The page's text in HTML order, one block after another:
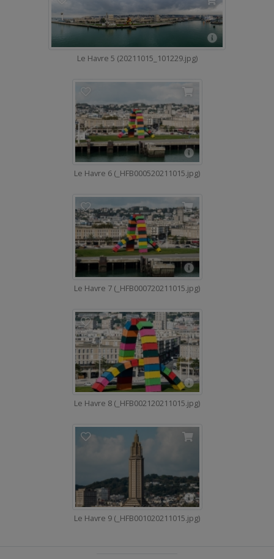
Le Havre 5 (20211015_101229.jpg)
Le Havre 6 (_HFB000520211015.jpg)
Le Havre 7 (_HFB000720211015.jpg)
Le Havre 8 (_HFB002120211015.jpg)
Le Havre 9 (_HFB001020211015.jpg)